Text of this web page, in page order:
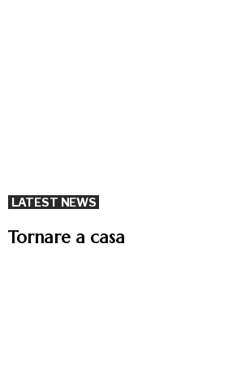
LATEST NEWS
Tornare a casa